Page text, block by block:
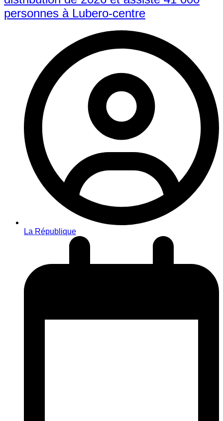
personnes à Lubero-centre
La République